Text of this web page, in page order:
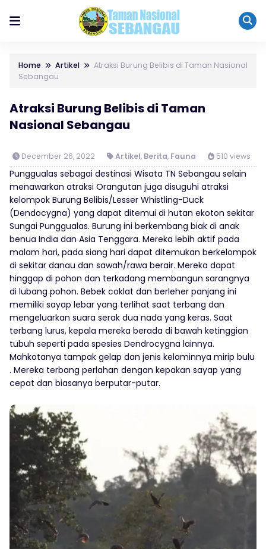
Home Artikel
Atraksi Burung Belibis di Taman Nasional
Sebangau
Atraksi Burung Belibis di Taman
Nasional Sebangau
December 26, 2022 Artikel, Berita, Fauna 510 views
Punggualas sebagai destinasi Wisata TN Sebangau selain
menawarkan atraksi Orangutan juga disuguhi atraksi
kelompok Burung Belibis/Lesser Whistling-Duck
(Dendocygna) yang dapat ditemui di hutan ekoton sekitar
Sungai Punggualas. Burung ini berkembang biak di anak
benua India dan Asia Tenggara. Mereka lebih aktif pada
malam hari, pada siang hari dapat ditemukan berkelompok
di sekitar danau dan sawah/rawa berair. Mereka dapat
hinggap di pohon dan terkadang membangun sarangnya
di lubang pohon. Bebek coklat dan berleher panjang ini
memiliki sayap lebar yang terlihat saat terbang dan
mengeluarkan suara serak dua nada yang keras. Saat
terbang lurus, kepala mereka berada di bawah ketinggian
tubuh seperti pada spesies Dendrocygna lainnya.
Mahkotanya tampak gelap dan jenis kelaminnya mirip bulu
. Mereka terbang perlahan dengan kepakan sayap yang
cepat dan biasanya berputar-putar.